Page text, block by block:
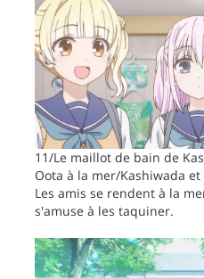
11/Le maillot de bain de
Oota à la mer/Kashiwada
Les amis se rendent à la
s'amuse à les taquiner.